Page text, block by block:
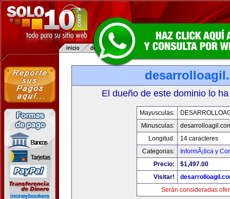
El dueño de este dominio lo
Mayusculas:
Minusculas:
Longitud:
14 caracteres
Categorias:
InformÃ¡tica y
Precio:
$1,497.00
Visitar!
Serán consideradas